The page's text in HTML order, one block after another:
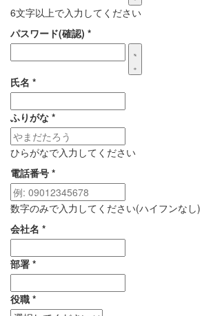
6文字以上で入力してください
パスワード(確認) *
氏名 *
ふりがな *
ひらがなで入力してください
電話番号 *
数字のみで入力してください(ハイフンなし)
会社名 *
部署 *
役職 *